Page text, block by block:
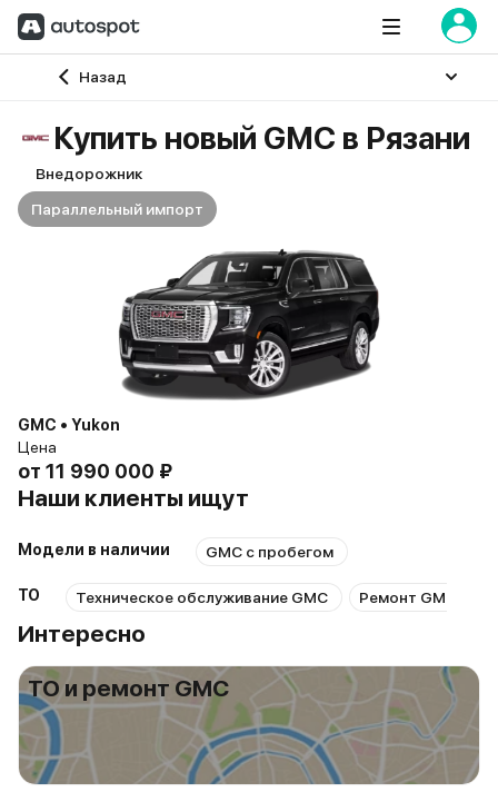
Назад
Главная
Купить новый GMC в Рязани
Внедорожник
Параллельный импорт
GMC • Yukon
Цена
от 11 990 000 ₽
Наши клиенты ищут
Модели в наличии GMC с пробегом
ТО Техническое обслуживание GMC Ремонт GMC
Интересно
ТО и ремонт GMC